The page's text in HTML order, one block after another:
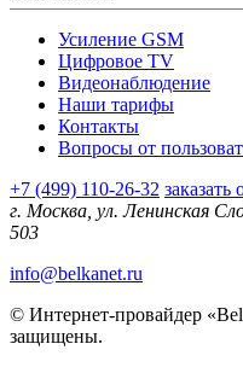
Усиление GSM
Цифровое TV
Видеонаблюдение
Наши тарифы
Контакты
Вопросы от
+7 (499) 110-26-32
г. Москва, ул. Ленинская
503
info@belkanet.ru
© Интернет-провайдер
защищены.